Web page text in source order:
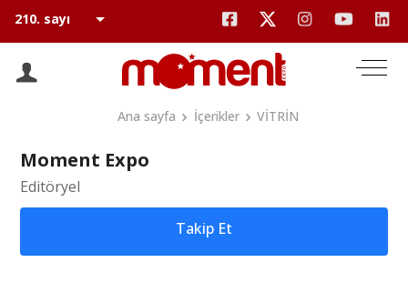
Ana sayfa İçerikler VİTRİN
Moment Expo
Editöryel
Takip Et